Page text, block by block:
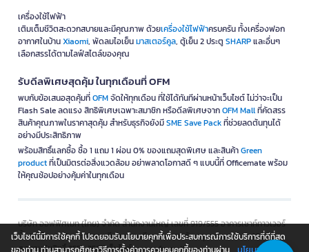
เครื่องใช้ไฟฟ้า
เติมเต็มชีวิตสะดวกสบายและมีคุณภาพ ด้วยเครื่องใช้ไฟฟ้าครบครัน ทั้งเครื่องฟอก
อากาศในบ้านXiaomi, พัดลมไอเย็นมาสเตอร์คูล, ตู้เย็น 2 ประตู SHARPและอื่นๆ
เลือกสรรได้ตามไลฟ์สไตล์ของคุณ
รับดีลพิเศษสุดคุ้ม ในทุกเดือนที่ OFM
พบกับข้อเสนอสุดคุ้มที่OFMจัดให้ทุกเดือน ที่ใช้ได้ทันทีผ่านหน้าเว็บไซต์ ไม่ว่าจะเป็น
Flash Sale ลดแรง สิทธิพิเศษเฉพาะสมาชิก หรือดีลพิเศษจากOFM Mallที่คัดสรร
สินค้าคุณภาพในราคาสุดคุ้ม สำหรับธุรกิจยังมีSME Save Packที่ช่วยลดต้นทุนได้
อย่างมีประสิทธิภาพ
พร้อมสิทธิ์แลกซื้อ ซื้อ 1 แถม 1 ผ่อน 0% ของแถมสุดพิเศษ และสินค้าGreen
productที่เป็นมิตรต่อสิ่งแวดล้อม อย่าพลาดโอกาสดี ๆ แบบนี้ที่ Officemate พร้อม
ให้คุณช้อปอย่างคุ้มค่าในทุกเดือน
บริษัท ออฟฟิศเมท (ไทย) จำกัด สำนักงานใหญ่ เลขที่ 919/555 อาคารเซาท์ทาวเวอร์
ชั้น 14 ห้อง 2-6 และ 9 ถนนสีลม แขวงสีลม เขตบางรัก กรุงเทพมหานคร 10500
@สงวนลิขสิทธิ์ 2551-2562 เว็บไซต์ www.ofm.co.th​
เว็บไซต์นี้มีการใช้คุกกี้ โปรดยอมรับนโยบายคุกกี้เพื่อประสบการณ์การใช้บริการที่ดีที่สุด